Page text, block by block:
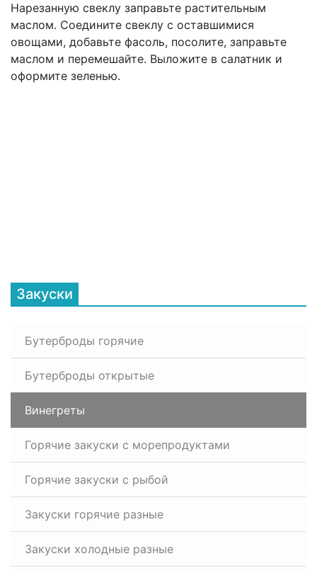
Нарезанную свеклу заправьте растительным
маслом. Соедините свеклу с оставшимися
овощами, добавьте фасоль, посолите, заправьте
маслом и перемешайте. Выложите в салатник и
оформите зеленью.
Закуски
Бутерброды горячие
Бутерброды открытые
Винегреты
Горячие закуски с морепродуктами
Горячие закуски с рыбой
Закуски горячие разные
Закуски холодные разные